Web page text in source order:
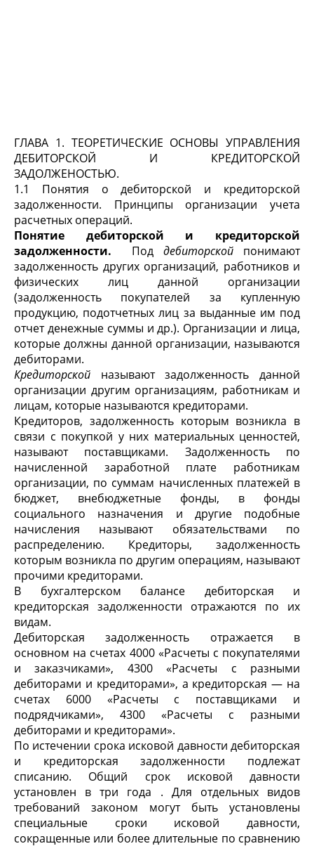
ГЛАВА 1. ТЕОРЕТИЧЕСКИЕ ОСНОВЫ УПРАВЛЕНИЯ
ДЕБИТОРСКОЙ И КРЕДИТОРСКОЙ
ЗАДОЛЖЕНОСТЬЮ.
1.1 Понятия о дебиторской и кредиторской
задолженности. Принципы организации учета
расчетных операций.
Понятие дебиторской и кредиторской
задолженности. Под дебиторской понимают
задолженность других организаций, работников и
физических лиц данной организации
(задолженность покупателей за купленную
продукцию, подотчетных лиц за выданные им под
отчет денежные суммы и др.). Организации и лица,
которые должны данной организации, называются
дебиторами.
Кредиторской называют задолженность данной
организации другим организациям, работникам и
лицам, которые называются кредиторами.
Кредиторов, задолженность которым возникла в
связи с покупкой у них материальных ценностей,
называют поставщиками. Задолженность по
начисленной заработной плате работникам
организации, по суммам начисленных платежей в
бюджет, внебюджетные фонды, в фонды
социального назначения и другие подобные
начисления называют обязательствами по
распределению. Кредиторы, задолженность
которым возникла по другим операциям, называют
прочими кредиторами.
В бухгалтерском балансе дебиторская и
кредиторская задолженности отражаются по их
видам.
Дебиторская задолженность отражается в
основном на счетах 4000 «Расчеты с покупателями
и заказчиками», 4300 «Расчеты с разными
дебиторами и кредиторами», а кредиторская — на
счетах 6000 «Расчеты с поставщиками и
подрядчиками», 4300 «Расчеты с разными
дебиторами и кредиторами».
По истечении срока исковой давности дебиторская
и кредиторская задолженности подлежат
списанию. Общий срок исковой давности
установлен в три года . Для отдельных видов
требований законом могут быть установлены
специальные сроки исковой давности,
сокращенные или более длительные по сравнению